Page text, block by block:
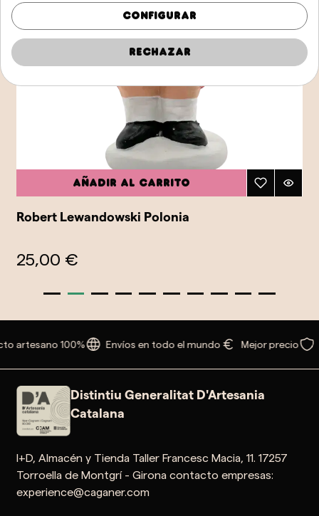
Añadir al carrito
Robert Lewandowski Polonia
25,00 €
artesano 100% Envíos en todo el mundo Mejor precio
Distintiu Generalitat D'Artesania
Catalana
I+D, Almacén y Tienda Taller Francesc Macia, 11. 17257
Torroella de Montgrí - Girona contacto empresas:
experience@caganer.com
Configurar
Rechazar